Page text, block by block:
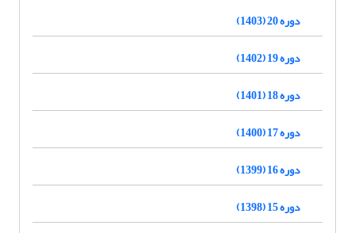
دوره 20 (1403)
دوره 19 (1402)
دوره 18 (1401)
دوره 17 (1400)
دوره 16 (1399)
دوره 15 (1398)